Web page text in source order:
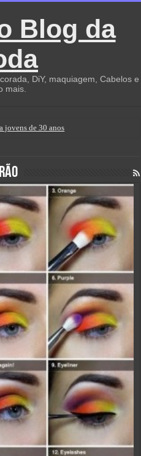
Blog da
DiY, maquiagem, Cabelos e
mais.
jovens de 30 anos